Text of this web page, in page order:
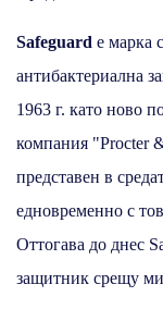
Safeguard e марка
антибактериална
1963 г. като ново
компания "Procter
представен в
едновременно с
Оттогава до днес
защитник срещу